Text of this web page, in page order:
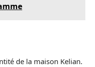
de la maison Kelian.